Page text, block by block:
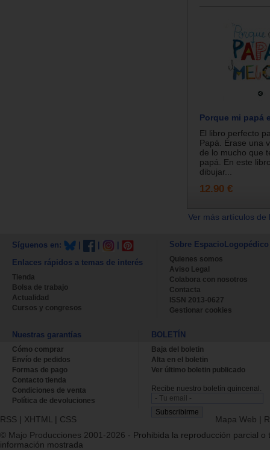
Porque mi papá
El libro perfecto
Papá. Érase una
de lo mucho que
papá. En este
dibujar...
12.90 €
Ver más artículos
Síguenos en:
Enlaces rápidos a temas de interés
Tienda
Bolsa de trabajo
Actualidad
Cursos y congresos
Sobre EspacioLogopédico
Quienes somos
Aviso Legal
Colabora con nosotros
Contacta
ISSN 2013-0627
Gestionar cookies
Nuestras garantías
Cómo comprar
Envío de pedidos
Formas de pago
Contacto tienda
Condiciones de venta
Política de devoluciones
BOLETÍN
Baja del boletin
Alta en el boletin
Ver último boletin publicado
Recibe nuestro boletín quincenal.
RSS | XHTML | CSS Mapa Web |
© Majo Producciones 2001-2026 - Prohibida la reproducción parcial o
información mostrada